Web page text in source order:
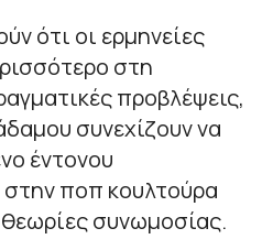
ότι οι ερμηνείες
στη
προβλέψεις,
συνεχίζουν να
έντονου
ποπ κουλτούρα
συνωμοσίας.